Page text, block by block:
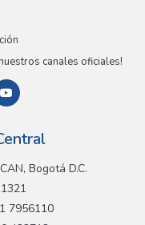
canales oficiales!
Bogotá D.C.
7956110